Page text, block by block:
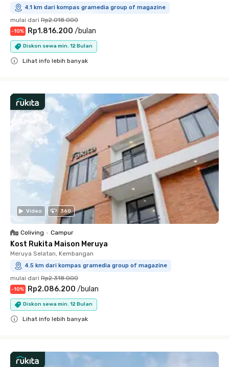
4.1 km dari kompas gramedia group of magazine
mulai dari Rp2.018.000
-10% Rp1.816.200 /bulan
Diskon sewa min. 12 Bulan
Lihat info lebih banyak
Video 360
Coliving • Campur
Kost Rukita Maison Meruya
Meruya Selatan, Kembangan
4.5 km dari kompas gramedia group of magazine
mulai dari Rp2.318.000
-10% Rp2.086.200 /bulan
Diskon sewa min. 12 Bulan
Lihat info lebih banyak